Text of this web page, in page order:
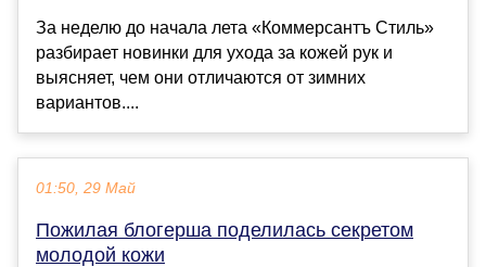
За неделю до начала лета «Коммерсантъ Стиль»
разбирает новинки для ухода за кожей рук и
выясняет, чем они отличаются от зимних
вариантов....
01:50, 29 Май
Пожилая блогерша поделилась секретом
молодой кожи